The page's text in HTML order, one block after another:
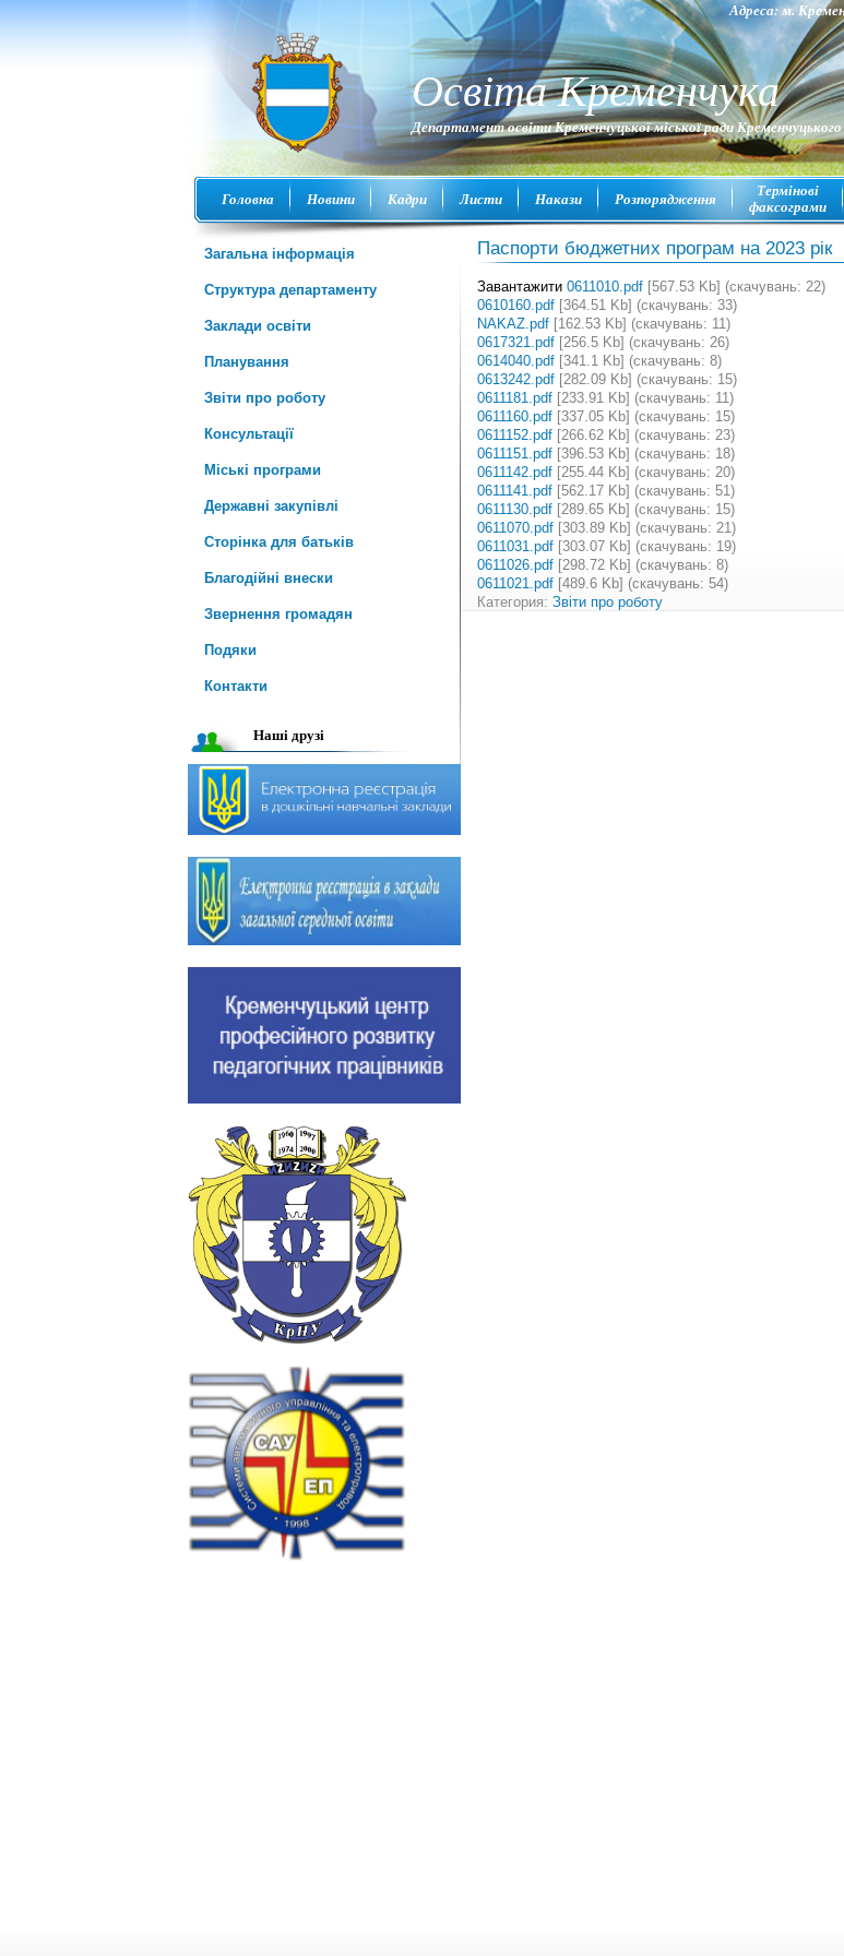
Адреса: м.
Освіта Кременчука
Департамент освіти Кременчуцької міської ради
Головна Новини Кадри Листи Накази Розпорядження
Термінові
факсограми
Загальна інформація
Структура департаменту
Заклади освіти
Планування
Звіти про роботу
Консультації
Міські програми
Державні закупівлі
Сторінка для батьків
Благодійні внески
Звернення громадян
Подяки
Контакти
Наші друзі
Паспорти бюджетних програм на 2023 рік
Завантажити 0611010.pdf [567.53 Kb] (cкачувань: 22)
0610160.pdf [364.51 Kb] (cкачувань: 33)
NAKAZ.pdf [162.53 Kb] (cкачувань: 11)
0617321.pdf [256.5 Kb] (cкачувань: 26)
0614040.pdf [341.1 Kb] (cкачувань: 8)
0613242.pdf [282.09 Kb] (cкачувань: 15)
0611181.pdf [233.91 Kb] (cкачувань: 11)
0611160.pdf [337.05 Kb] (cкачувань: 15)
0611152.pdf [266.62 Kb] (cкачувань: 23)
0611151.pdf [396.53 Kb] (cкачувань: 18)
0611142.pdf [255.44 Kb] (cкачувань: 20)
0611141.pdf [562.17 Kb] (cкачувань: 51)
0611130.pdf [289.65 Kb] (cкачувань: 15)
0611070.pdf [303.89 Kb] (cкачувань: 21)
0611031.pdf [303.07 Kb] (cкачувань: 19)
0611026.pdf [298.72 Kb] (cкачувань: 8)
0611021.pdf [489.6 Kb] (cкачувань: 54)
Категория: Звіти про роботу